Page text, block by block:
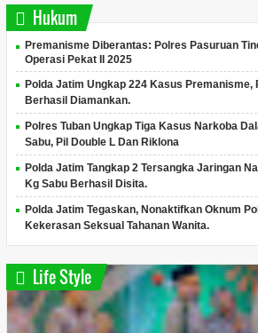
Hukum
Premanisme Diberantas: Polres Pasuruan
Operasi Pekat II 2025
Polda Jatim Ungkap 224 Kasus Premanisme,
Berhasil Diamankan.
Polres Tuban Ungkap Tiga Kasus Narkoba
Sabu, Pil Double L Dan Riklona
Polda Jatim Tangkap 2 Tersangka Jaringan
Kg Sabu Berhasil Disita.
Polda Jatim Tegaskan, Nonaktifkan Oknum
Kekerasan Seksual Tahanan Wanita.
Life Style